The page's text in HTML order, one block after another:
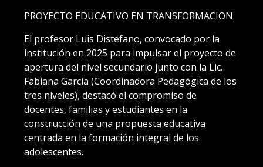
PROYECTO EDUCATIVO EN TRANSFORMACION
El profesor Luis Distefano, convocado por la
institución en 2025 para impulsar el proyecto de
apertura del nivel secundario junto con la Lic.
Fabiana García (Coordinadora Pedagógica de los
tres niveles), destacó el compromiso de
docentes, familias y estudiantes en la
construcción de una propuesta educativa
centrada en la formación integral de los
adolescentes.